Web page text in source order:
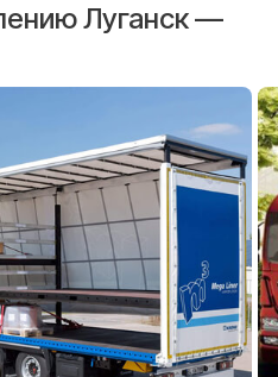
Луганск —